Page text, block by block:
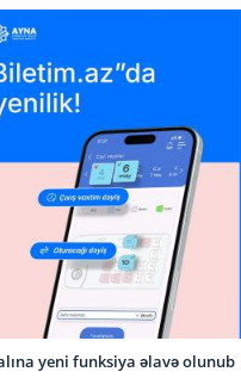
yeni funksiya əlavə olunub